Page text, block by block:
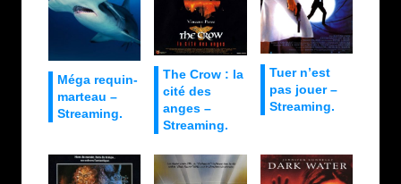
Méga requin-
marteau –
Streaming.
The Crow : la
cité des
anges –
Streaming.
Tuer n’est
pas jouer –
Streaming.